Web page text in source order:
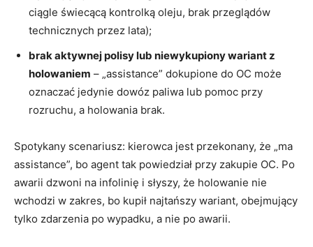
ciągle świecącą kontrolką oleju, brak przeglądów
technicznych przez lata);
brak aktywnej polisy lub niewykupiony wariant z
holowaniem – „assistance” dokupione do OC może
oznaczać jedynie dowóz paliwa lub pomoc przy
rozruchu, a holowania brak.
Spotykany scenariusz: kierowca jest przekonany, że „ma
assistance”, bo agent tak powiedział przy zakupie OC. Po
awarii dzwoni na infolinię i słyszy, że holowanie nie
wchodzi w zakres, bo kupił najtańszy wariant, obejmujący
tylko zdarzenia po wypadku, a nie po awarii.